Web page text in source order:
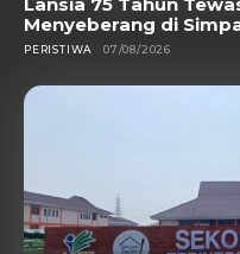
Menyeberang di
PERISTIWA 07/08/2026